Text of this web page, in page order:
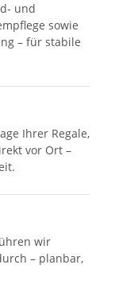
und
sowie
– für stabile
Ihrer Regale,
vor Ort –
wir
– planbar,